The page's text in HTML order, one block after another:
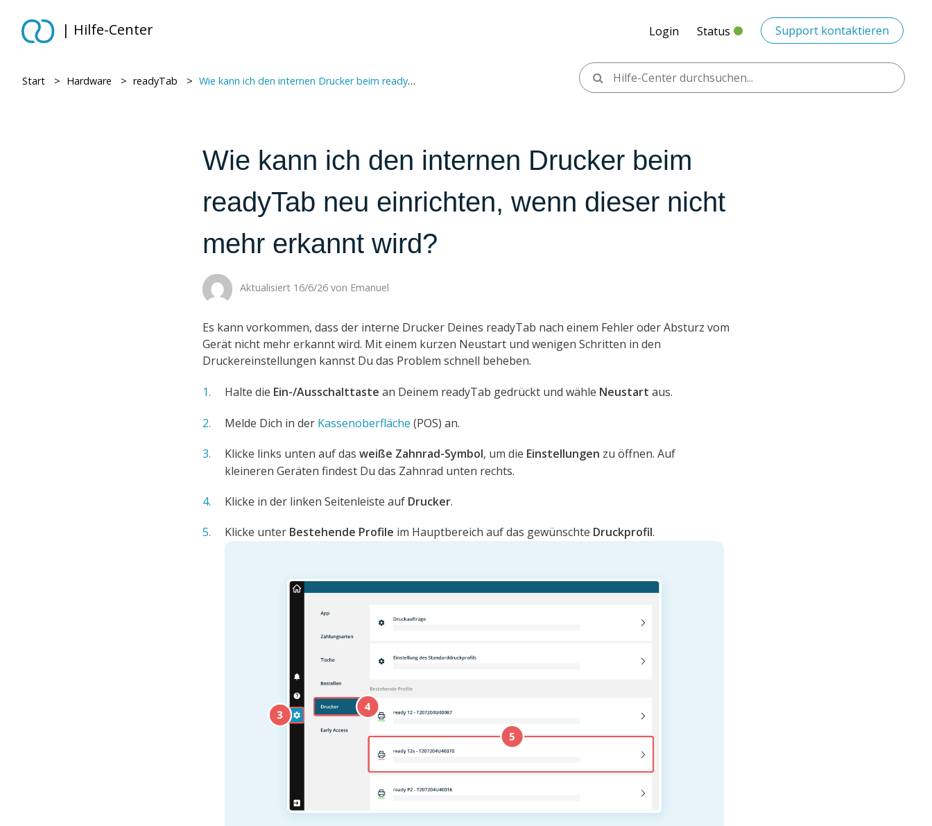
| Hilfe-Center Login Status Support kontaktieren
Start > ​ Hardware > ​ readyTab > ​ Wie kann ich den internen Drucker beim readyTab neu einrichten, wenn dieser nicht mehr erkannt wird?
Wie kann ich den internen Drucker beim
readyTab neu einrichten, wenn dieser nicht
mehr erkannt wird?
Aktualisiert 16/6/26 ​von Emanuel
Es kann vorkommen, dass der interne Drucker Deines readyTab nach einem Fehler oder Absturz vom
Gerät nicht mehr erkannt wird. Mit einem kurzen Neustart und wenigen Schritten in den
Druckereinstellungen kannst Du das Problem schnell beheben.
Halte die Ein-/Ausschalttaste an Deinem readyTab gedrückt und wähle Neustart aus.
Melde Dich in der Kassenoberfläche (POS) an.
Klicke links unten auf das weiße Zahnrad-Symbol, um die Einstellungen zu öffnen. Auf
kleineren Geräten findest Du das Zahnrad unten rechts.
Klicke in der linken Seitenleiste auf Drucker.
Klicke unter Bestehende Profile im Hauptbereich auf das gewünschte Druckprofil.